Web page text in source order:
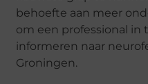
behoefte aan meer
om een professional in
informeren naar
Groningen.